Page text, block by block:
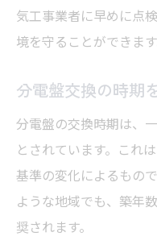
気工事業者に早めに点
境を守ることができます
分電盤交換の時期
分電盤の交換時期は、
とされています。これ
基準の変化によるもの
ような地域でも、築年
奨されます。